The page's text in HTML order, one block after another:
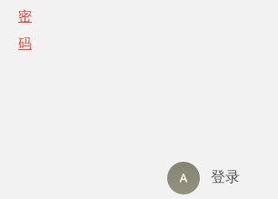
密
码
用
户
登录